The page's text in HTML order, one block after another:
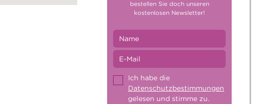
bestellen Sie doch unseren
kostenlosen Newsletter!
Ich habe die
Datenschutzbestimmungen
gelesen und stimme zu.